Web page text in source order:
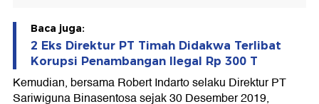
Baca juga:
2 Eks Direktur PT Timah Didakwa Terlibat
Korupsi Penambangan Ilegal Rp 300 T
Kemudian, bersama Robert Indarto selaku Direktur PT
Sariwiguna Binasentosa sejak 30 Desember 2019,